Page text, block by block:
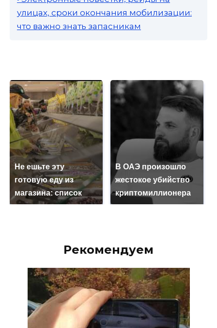
улицах, сроки окончания мобилизации:
что важно знать запасникам
Не ешьте эту
готовую еду из
магазина: список
В ОАЭ произошло
жестокое убийство
криптомиллионера
Рекомендуем